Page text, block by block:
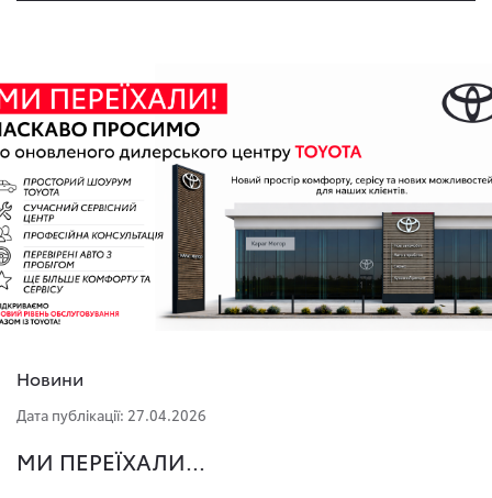
Новини
Дата публікації: 27.04.2026
МИ ПЕРЕЇХАЛИ...